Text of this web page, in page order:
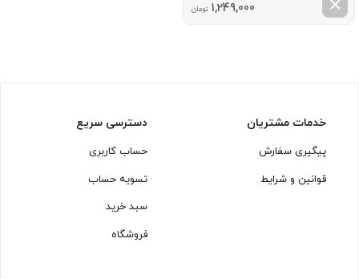
1,249,000 تومان
خدمات مشتریان
پیگیری سفارش
قوانین و شرایط
دسترسی سریع
حساب کاربری
تسویه حساب
سبد خرید
فروشگاه